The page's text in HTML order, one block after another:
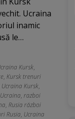
Ucraina
inamic
le…
Kursk,
, Kursk trenuri
Ucraina Kursk,
, razboi
, Rusia război
Rusia, Ucraina